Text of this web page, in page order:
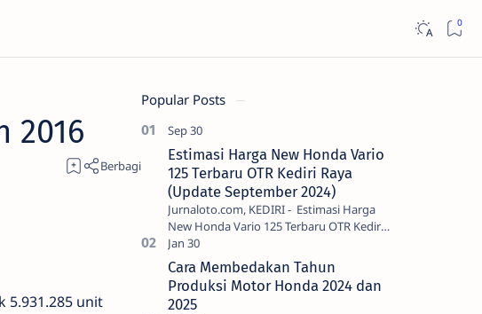
2016
5.931.285 unit
Popular Posts
Estimasi Harga New Honda Vario
125 Terbaru OTR Kediri Raya
(Update September 2024)
Jurnaloto.com, KEDIRI - Estimasi Harga
New Honda Vario 125 Terbaru OTR Kediri
Raya (Update September 2024) Brosis
sekalian, PT Astra Honda Motor (AH…
Cara Membedakan Tahun
Produksi Motor Honda 2024 dan
2025